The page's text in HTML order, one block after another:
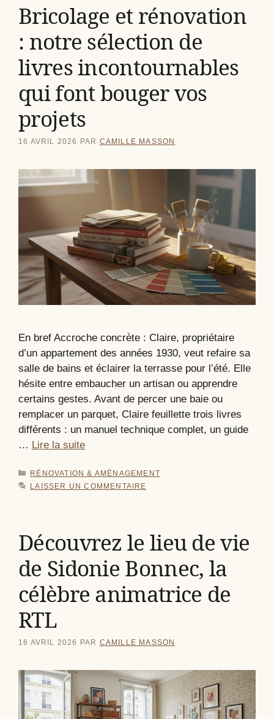
Bricolage et rénovation
: notre sélection de
livres incontournables
qui font bouger vos
projets
16 AVRIL 2026 PAR CAMILLE MASSON
En bref Accroche concrète : Claire, propriétaire
d’un appartement des années 1930, veut refaire sa
salle de bains et éclairer la terrasse pour l’été. Elle
hésite entre embaucher un artisan ou apprendre
certains gestes. Avant de percer une baie ou
remplacer un parquet, Claire feuillette trois livres
différents : un manuel technique complet, un guide
… Lire la suite
CATÉGORIES
RÉNOVATION & AMÉNAGEMENT
LAISSER UN COMMENTAIRE
Découvrez le lieu de vie
de Sidonie Bonnec, la
célèbre animatrice de
RTL
16 AVRIL 2026 PAR CAMILLE MASSON